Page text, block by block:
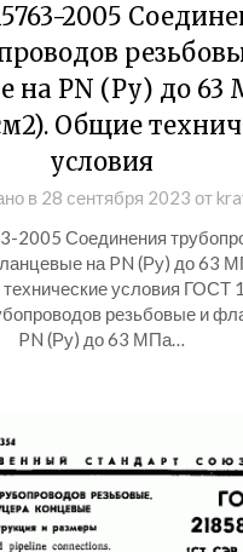
2005
на PN (Ру) до 63
Общие
условия
в 28 сентября 2023 от
2005 Соединения
на PN (Ру) до 63
условия ГОСТ
резьбовые и
PN (Ру) до 63 МПа…